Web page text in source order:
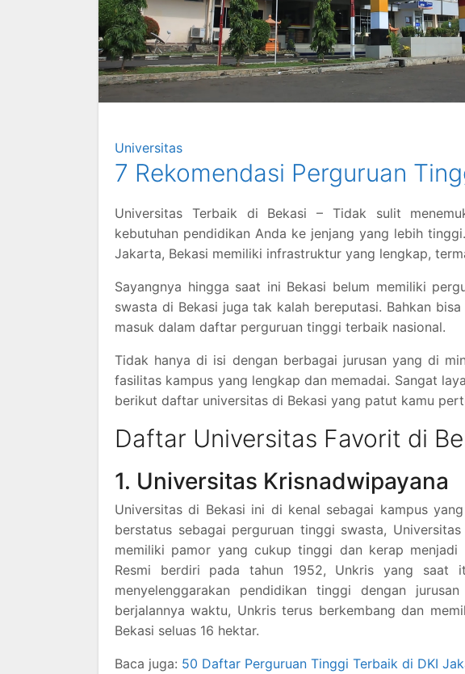
Universitas
7 Rekomendasi Perguruan
Universitas Terbaik di Bekasi – Tidak sulit
kebutuhan pendidikan Anda ke jenjang yang lebih
Jakarta, Bekasi memiliki infrastruktur yang lengkap,
Sayangnya hingga saat ini Bekasi belum memiliki
swasta di Bekasi juga tak kalah bereputasi. Bahkan
masuk dalam daftar perguruan tinggi terbaik nasional.
Tidak hanya di isi dengan berbagai jurusan yang di
fasilitas kampus yang lengkap dan memadai. Sangat
berikut daftar universitas di Bekasi yang patut kamu
Daftar Universitas Favorit di
1. Universitas Krisnadwipayana
Universitas di Bekasi ini di kenal sebagai kampus
berstatus sebagai perguruan tinggi swasta,
memiliki pamor yang cukup tinggi dan kerap
Resmi berdiri pada tahun 1952, Unkris yang saat
menyelenggarakan pendidikan tinggi dengan
berjalannya waktu, Unkris terus berkembang dan
Bekasi seluas 16 hektar.
Baca juga: 50 Daftar Perguruan Tinggi Terbaik di DKI